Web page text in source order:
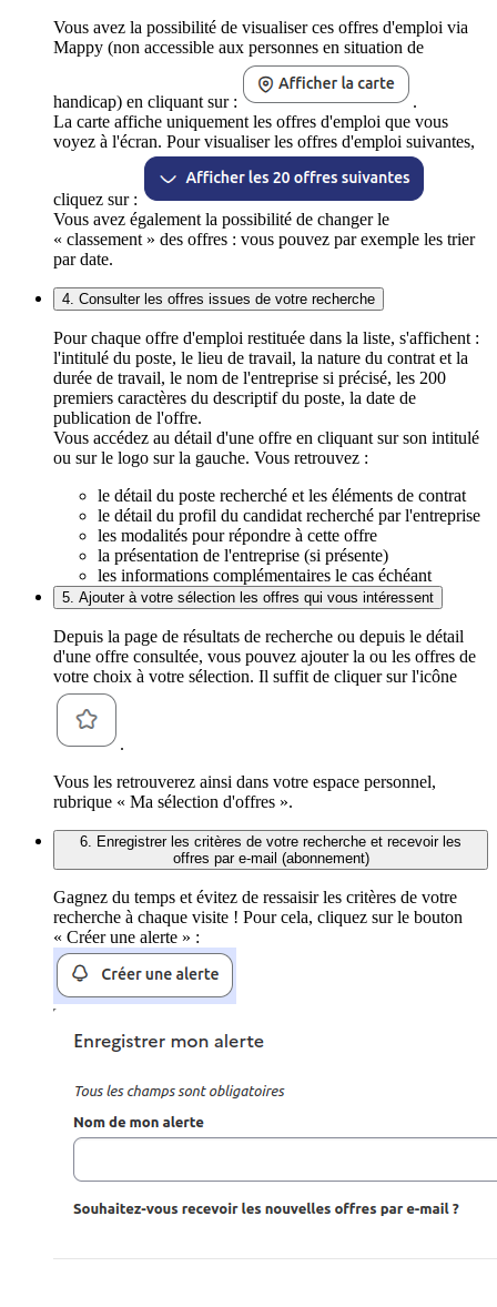
Vous avez la possibilité de visualiser ces offres d'emploi via
Mappy (non accessible aux personnes en situation de
handicap) en cliquant sur :
.
La carte affiche uniquement les offres d'emploi que vous
voyez à l'écran. Pour visualiser les offres d'emploi suivantes,
cliquez sur :
Vous avez également la possibilité de changer le
« classement » des offres : vous pouvez par exemple les trier
par date.
4. Consulter les offres issues de votre recherche
Pour chaque offre d'emploi restituée dans la liste, s'affichent :
l'intitulé du poste, le lieu de travail, la nature du contrat et la
durée de travail, le nom de l'entreprise si précisé, les 200
premiers caractères du descriptif du poste, la date de
publication de l'offre.
Vous accédez au détail d'une offre en cliquant sur son intitulé
ou sur le logo sur la gauche. Vous retrouvez :
le détail du poste recherché et les éléments de contrat
le détail du profil du candidat recherché par l'entreprise
les modalités pour répondre à cette offre
la présentation de l'entreprise (si présente)
les informations complémentaires le cas échéant
5. Ajouter à votre sélection les offres qui vous intéressent
Depuis la page de résultats de recherche ou depuis le détail
d'une offre consultée, vous pouvez ajouter la ou les offres de
votre choix à votre sélection. Il suffit de cliquer sur l'icône
.
Vous les retrouverez ainsi dans votre espace personnel,
rubrique « Ma sélection d'offres ».
6. Enregistrer les critères de votre recherche et recevoir les
offres par e-mail (abonnement)
Gagnez du temps et évitez de ressaisir les critères de votre
recherche à chaque visite ! Pour cela, cliquez sur le bouton
« Créer une alerte » :